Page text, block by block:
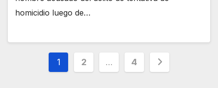
homicidio luego de…
Paginación
1 2 … 4